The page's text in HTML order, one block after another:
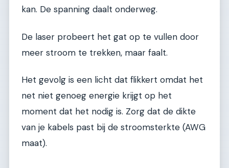
kan. De spanning daalt onderweg.
De laser probeert het gat op te vullen door
meer stroom te trekken, maar faalt.
Het gevolg is een licht dat flikkert omdat het
net niet genoeg energie krijgt op het
moment dat het nodig is. Zorg dat de dikte
van je kabels past bij de stroomsterkte (AWG
maat).